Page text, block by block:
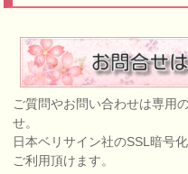
ご質問やお問い合わせは専用
せ。
日本ベリサイン社のSSL暗号
ご利用頂けます。